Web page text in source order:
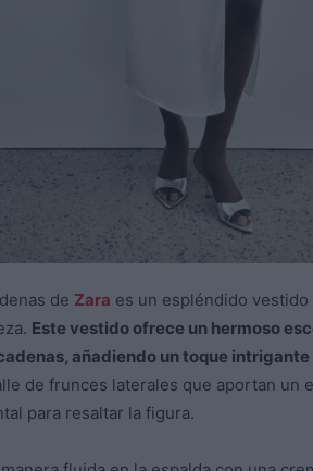
de Zara es un espléndido
Este vestido ofrece un hermoso
añadiendo un toque
de frunces laterales que aportan un
para resaltar la figura.